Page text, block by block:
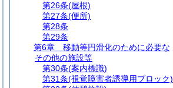
第26条(屋根)
第27条(便所)
第28条
第29条
第6章
移動等円滑化のために必要な
その他の施設等
第30条(案内標識)
第31条(視覚障害者誘導用ブロック)